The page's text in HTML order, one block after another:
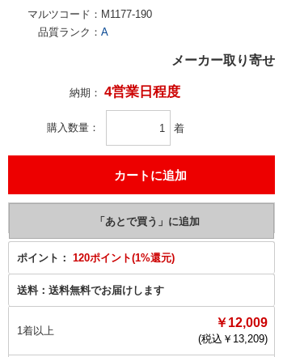
マルツコード： M1177-190
品質ランク： A
メーカー取り寄せ
納期： 4営業日程度
購入数量 着
ポイント： 120ポイント(1%還元)
送料： 送料無料でお届けします
1着以上
￥12,009
(税込￥ 13,209)